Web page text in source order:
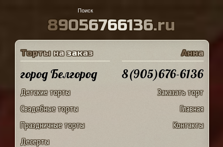
89056766136.ru
Торты на заказ
город Белгород
Детские торты
Свадебные торты
Праздничные торты
Десерты
Анна
8(905)676-6136
Заказать торт
Главная
Контакты